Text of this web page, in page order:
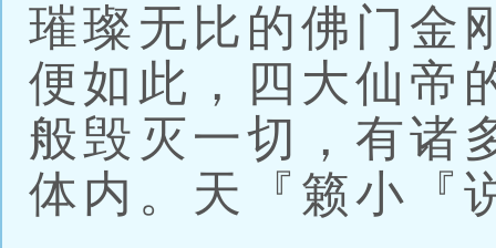
璀璨无比的佛门金
便如此，四大仙帝
般毁灭一切，有诸
体内。天『籁小『